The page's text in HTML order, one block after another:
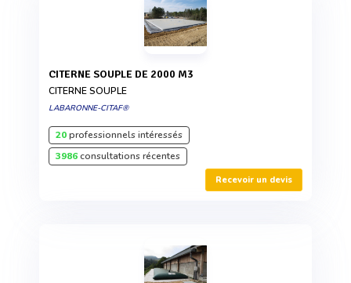
CITERNE SOUPLE DE 2000 M3
CITERNE SOUPLE
LABARONNE-CITAF®
20professionnels intéressés
3986consultations récentes
Recevoir un devis